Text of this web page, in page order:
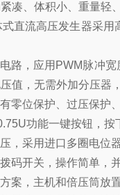
凑、体积小、重量轻
直流高压发生器采
路，应用PWM脉冲
值，无需外加分压
零位保护、过压保护
功能一键按钮，
，采用进口多圈电位
码开关，操作简单，
案，主机和倍压筒放